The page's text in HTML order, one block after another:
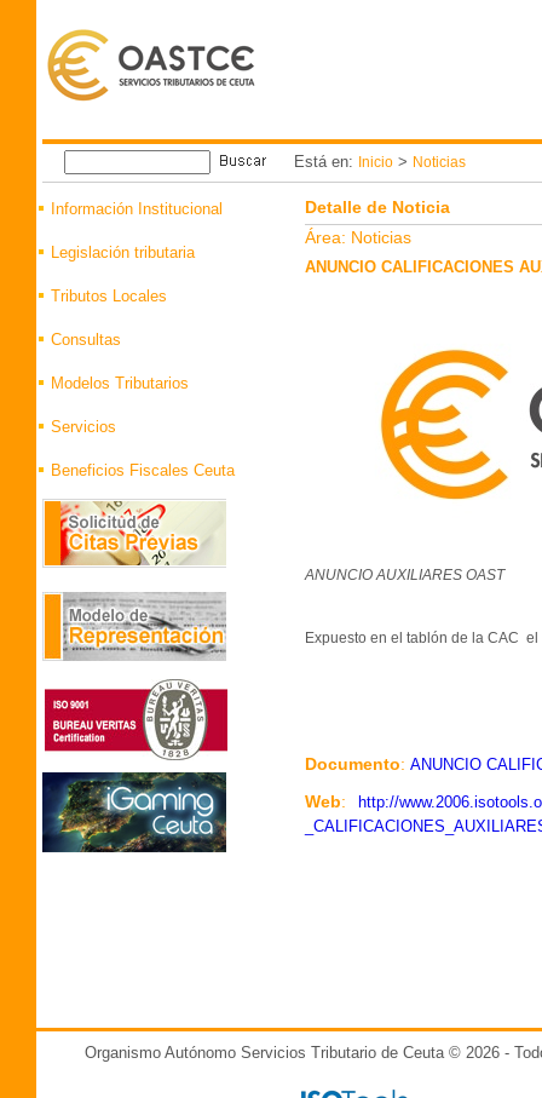
Está en: Inicio > Noticias
Información Institucional
Legislación tributaria
Tributos Locales
Consultas
Modelos Tributarios
Servicios
Beneficios Fiscales Ceuta
Detalle de Noticia
Área: Noticias
ANUNCIO CALIFICACIONES
ANUNCIO AUXILIARES OAST
Expuesto en el tablón de la CAC
Documento: ANUNCIO
Web:
http://
Organismo Autónomo Servicios Tributario de Ceuta © 2026 -